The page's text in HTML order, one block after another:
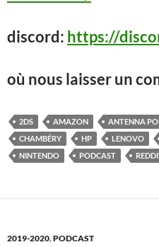
discord: https://
où nous laisser un
2DS AMAZON ANTENNA
CHAMBÉRY
HP LENOVO
NINTENDO
PODCAST
2019-2020,PODCAST